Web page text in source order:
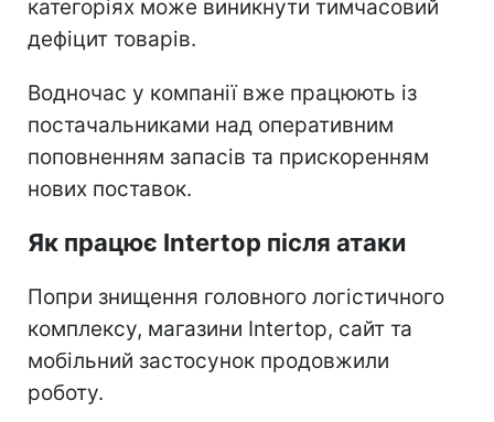
категоріях може виникнути тимчасовий
дефіцит товарів.
Водночас у компанії вже працюють із
постачальниками над оперативним
поповненням запасів та прискоренням
нових поставок.
Як працює Intertop після атаки
Попри знищення головного логістичного
комплексу, магазини Intertop, сайт та
мобільний застосунок продовжили
роботу.